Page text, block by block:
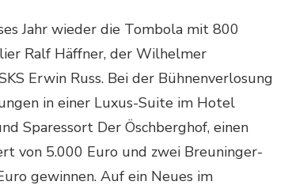
Jahr wieder die Tombola mit 800
Ralf Häffner, der Wilhelmer
Erwin Russ. Bei der Bühnenverlosung
in einer Luxus-Suite im Hotel
Sparessort Der Öschberghof, einen
von 5.000 Euro und zwei Breuninger-
gewinnen. Auf ein Neues im